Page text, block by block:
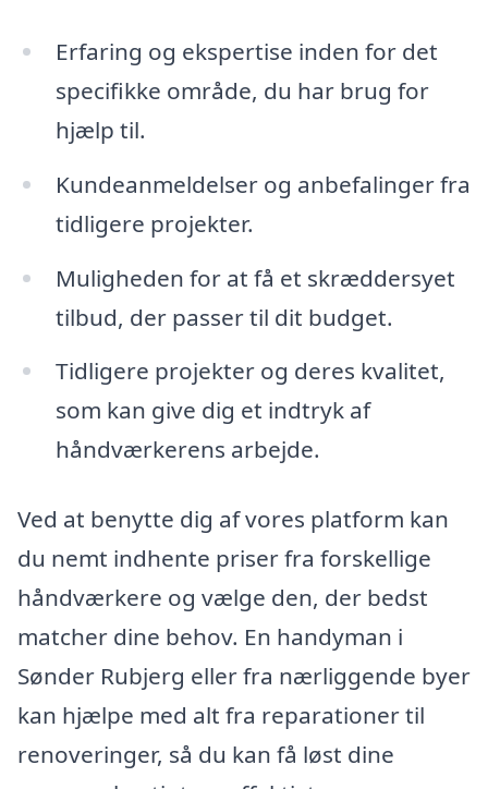
Erfaring og ekspertise inden for det
specifikke område, du har brug for
hjælp til.
Kundeanmeldelser og anbefalinger fra
tidligere projekter.
Muligheden for at få et skræddersyet
tilbud, der passer til dit budget.
Tidligere projekter og deres kvalitet,
som kan give dig et indtryk af
håndværkerens arbejde.
Ved at benytte dig af vores platform kan
du nemt indhente priser fra forskellige
håndværkere og vælge den, der bedst
matcher dine behov. En handyman i
Sønder Rubjerg eller fra nærliggende byer
kan hjælpe med alt fra reparationer til
renoveringer, så du kan få løst dine